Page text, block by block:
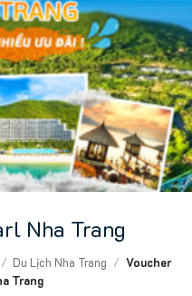
Nha Trang
/ Du Lịch Nha Trang / Voucher
Trang